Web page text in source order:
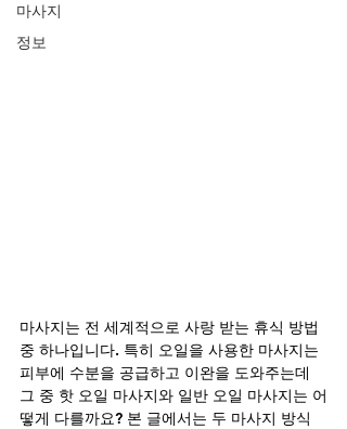
마사지
정보
마사지는 전 세계적으로 사랑 받는 휴식 방법
중 하나입니다. 특히 오일을 사용한 마사지는
피부에 수분을 공급하고 이완을 도와주는데
그 중 핫 오일 마사지와 일반 오일 마사지는 어
떻게 다를까요? 본 글에서는 두 마사지 방식